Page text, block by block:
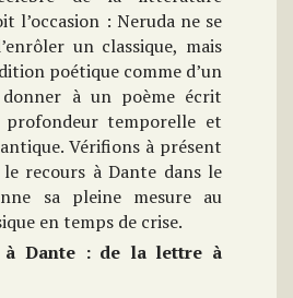
l’occasion : Neruda ne se
un classique, mais
poétique comme d’un
à un poème écrit
profondeur temporelle et
Vérifions à présent
recours à Dante dans le
sa pleine mesure au
en temps de crise.
à Dante : de la lettre à